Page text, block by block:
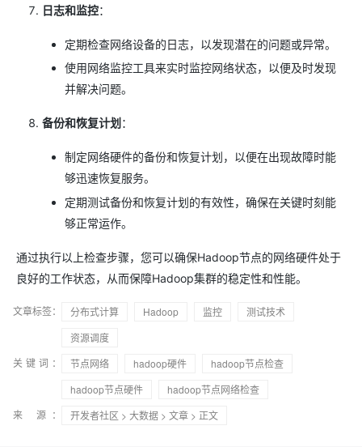
日志和监控：
定期检查网络设备的日志，以发现潜在的问题或异常。
使用网络监控工具来实时监控网络状态，以便及时发现
并解决问题。
备份和恢复计划 ：
制定网络硬件的备份和恢复计划，以便在出现故障时能
够迅速恢复服务。
定期测试备份和恢复计划的有效性，确保在关键时刻能
够正常运作。
通过执行以上检查步骤，您可以确保Hadoop节点的网络硬件处于
良好的工作状态，从而保障Hadoop集群的稳定性和性能。
文章标签： 分布式计算 Hadoop 监控
测试技术
资源调度
关键词：
节点网络 hadoop硬件
hadoop节点检查
hadoop节点硬件
hadoop节点网络检查
来 源：
开发者社区 > 大数据 > 文章 > 正文